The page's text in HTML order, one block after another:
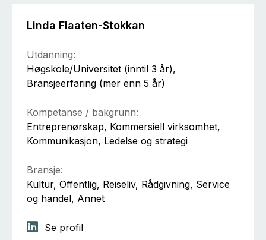
Linda Flaaten-Stokkan
Utdanning:
Høgskole/Universitet (inntil 3 år),
Bransjeerfaring (mer enn 5 år)
Kompetanse / bakgrunn:
Entreprenørskap, Kommersiell virksomhet,
Kommunikasjon, Ledelse og strategi
Bransje:
Kultur, Offentlig, Reiseliv, Rådgivning, Service
og handel, Annet
Se profil